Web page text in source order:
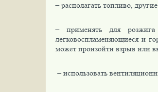
– располагать топливо,
– применять для
легковоспламеняющиеся и
может произойти взрыв или
– использовать